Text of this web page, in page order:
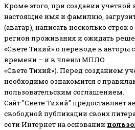
Кроме этого, при создании учетной
настоящие имя и фамилию,
(аватар), написать несколько строк
регион проживания и ожидать
«Свете Тихий» о переводе в авторы
времени – и в члены МПЛО
«Свете Тихий»). Перед созданием
необходимо ознакомится с
пользовательским соглашением.
Сайт "Свете Тихий" предоставляет
свободной публикации своих
сети Интернет на основании